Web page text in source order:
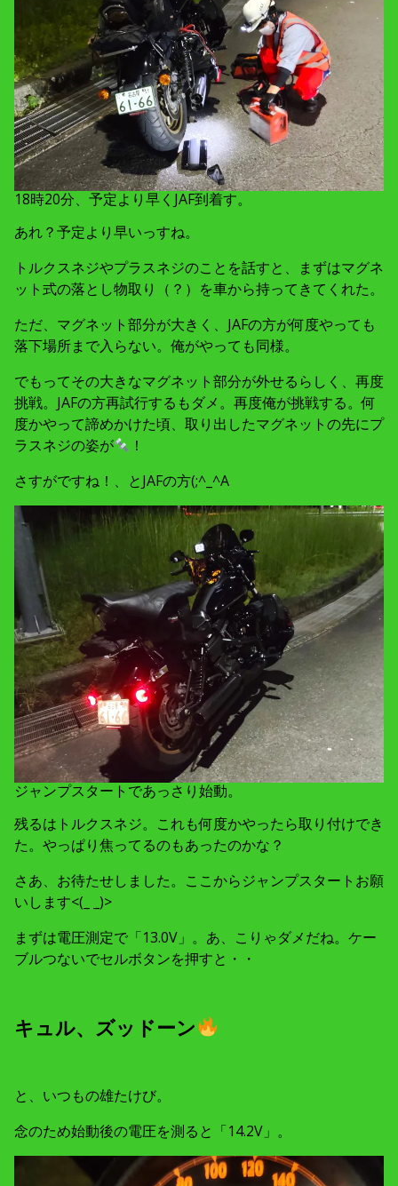
18時20分、予定より早くJAF到着す。
あれ？予定より早いっすね。
トルクスネジやプラスネジのことを話すと、まずはマグネ
ット式の落とし物取り（？）を車から持ってきてくれた。
ただ、マグネット部分が大きく、JAFの方が何度やっても
落下場所まで入らない。俺がやっても同様。
でもってその大きなマグネット部分が外せるらしく、再度
挑戦。JAFの方再試行するもダメ。再度俺が挑戦する。何
度かやって諦めかけた頃、取り出したマグネットの先にプ
ラスネジの姿が
！
さすがですね！、とJAFの方(;^_^A
ジャンプスタートであっさり始動。
残るはトルクスネジ。これも何度かやったら取り付けでき
た。やっぱり焦ってるのもあったのかな？
さあ、お待たせしました。ここからジャンプスタートお願
いします<(_ _)>
まずは電圧測定で「13.0V」。あ、こりゃダメだね。ケー
ブルつないでセルボタンを押すと・・
キュル、ズッドーン
と、いつもの雄たけび。
念のため始動後の電圧を測ると「14.2V」。